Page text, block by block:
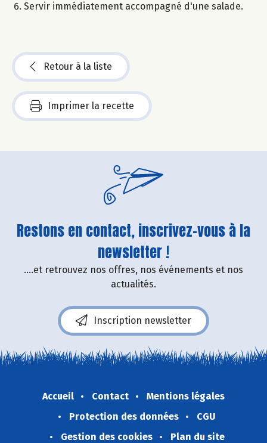
Servir immédiatement accompagné d'une salade.
Retour à la liste
Imprimer la recette
Restons en contact, inscrivez-vous à la
newsletter !
....et retrouvez nos offres, nos événements et nos
actualités.
Inscription newsletter
Accueil Contact
Mentions légales
Protection des données
CGU
Gestion des cookies
Plan du site